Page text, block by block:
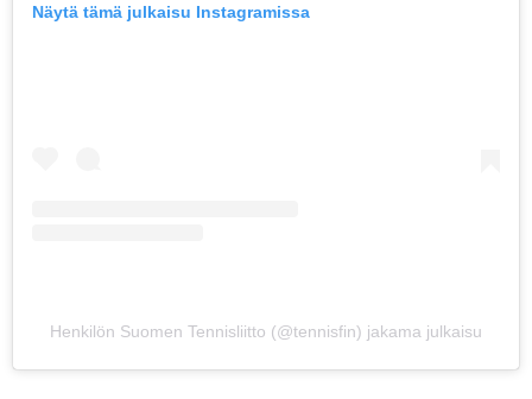
Näytä tämä julkaisu Instagramissa
Henkilön Suomen Tennisliitto (@tennisfin) jakama julkaisu